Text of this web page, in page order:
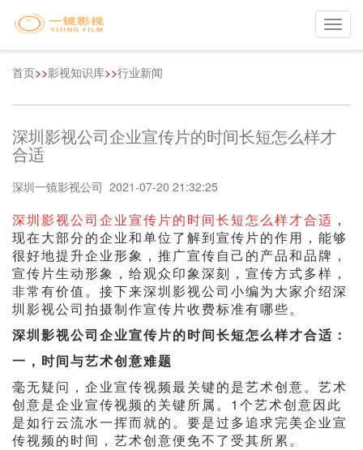
首页>>影视知识库>>行业新闻
深圳影视公司企业宣传片的时间长短怎么样才
合适
深圳一镜影视公司 2021-07-20 21:32:25
深圳影视公司企业宣传片的时间长短怎么样才合适 ，
现在大部分的企业和单位了解到宣传片的作用，能够
很好地提升企业形象，推广宣传自己的产品和品牌，
宣传片生动形象，给观众印象深刻，宣传方式多样，
非常有价值。接下来深圳影视公司小编为大家介绍深
圳影视公司拍摄制作宣传片收费标准有哪些。
深圳影视公司企业宣传片的时间长短怎么样才合适：
一，时间与艺术创意难题
毫无疑问，企业宣传视频最关键的是艺术创意。艺术
创意是企业宣传视频的关键所属。1个艺术创意因此
是如行云流水一挥而就的。要是过多追求完美企业宣
传视频的时间，艺术创意便免不了受其所累。